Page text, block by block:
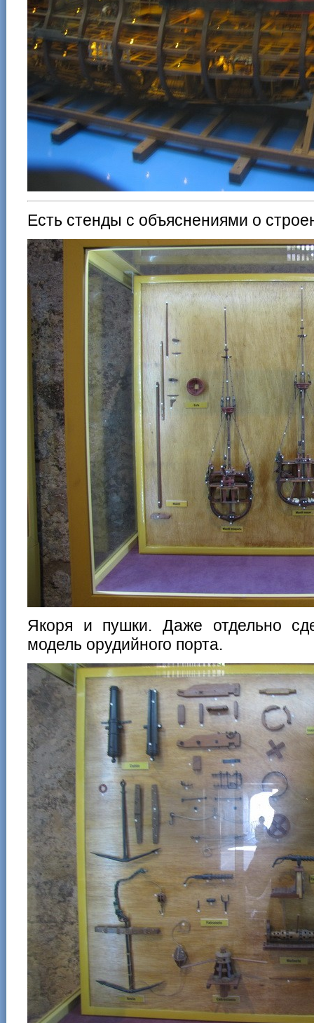
Есть стенды с объяснениями о
Якоря и пушки. Даже отдельно
модель орудийного порта.